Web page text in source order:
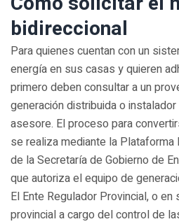
bidireccional
Para quienes cuentan con un
energía en sus casas y quieren
primero deben consultar a un
generación distribuida o
asesore. El proceso para
se realiza mediante la
de la Secretaría de Gobierno de
que autoriza el equipo de
El Ente Regulador Provincial, o
provincial a cargo del control de